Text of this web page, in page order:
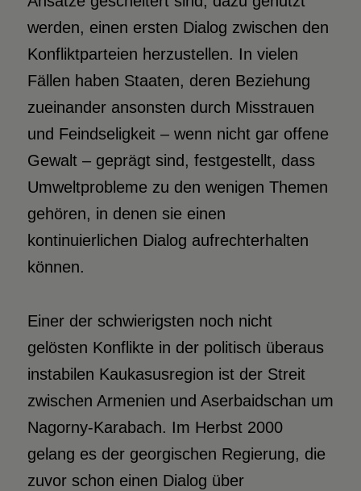
werden, einen ersten Dialog zwischen den
Konfliktparteien herzustellen. In vielen
Fällen haben Staaten, deren Beziehung
zueinander ansonsten durch Misstrauen
und Feindseligkeit – wenn nicht gar offene
Gewalt – geprägt sind, festgestellt, dass
Umweltprobleme zu den wenigen Themen
gehören, in denen sie einen
kontinuierlichen Dialog aufrechterhalten
können.
Einer der schwierigsten noch nicht
gelösten Konflikte in der politisch überaus
instabilen Kaukasusregion ist der Streit
zwischen Armenien und Aserbaidschan um
Nagorny-Karabach. Im Herbst 2000
gelang es der georgischen Regierung, die
zuvor schon einen Dialog über